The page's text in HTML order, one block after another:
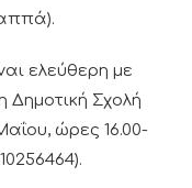
ελεύθερη με
Δημοτική Σχολή
ώρες 16.00-